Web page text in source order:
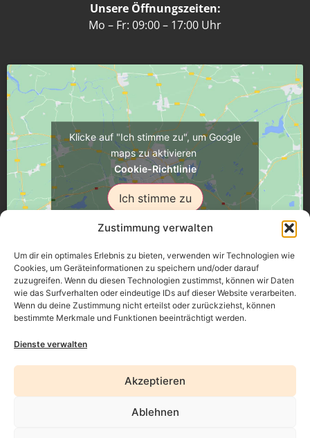
Zustimmung verwalten
Um dir ein optimales Erlebnis zu bieten, verwenden wir Technologien wie
Cookies, um Geräteinformationen zu speichern und/oder darauf
zuzugreifen. Wenn du diesen Technologien zustimmst, können wir Daten
wie das Surfverhalten oder eindeutige IDs auf dieser Website verarbeiten.
Wenn du deine Zustimmung nicht erteilst oder zurückziehst, können
bestimmte Merkmale und Funktionen beeinträchtigt werden.
Dienste verwalten
Akzeptieren
Ablehnen
Unsere Öffnungszeiten:
Mo – Fr: 09:00 – 17:00 Uhr
Klicke auf "Ich stimme zu", um Google
maps zu aktivieren
Cookie-Richtlinie
Ich stimme zu
Üsenberger Strasse 11, 79346 Endingen a.K.
Erklärung zur Barrierefreiheit
AGB